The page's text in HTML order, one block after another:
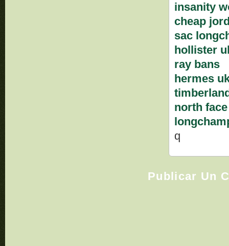
insanity
cheap
sac
hollister
ray bans
hermes
north face
q
Publicar Un